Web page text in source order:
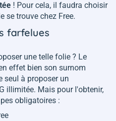
! Pour cela, il faudra choisir
se trouve chez Free.
farfelues
une telle folie ? Le
effet bien son surnom
seul à proposer un
illimitée. Mais pour l'obtenir,
obligatoires :